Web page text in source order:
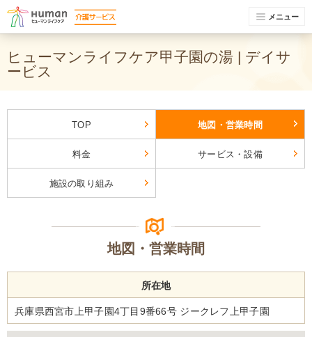
メニュー
ヒューマンライフケア甲子園の湯 | デイサ
ービス
TOP 地図・営業時間
料金 サービス・設備
施設の取り組み
地図・営業時間
所在地
兵庫県西宮市上甲子園4丁目9番66号 ジークレフ上甲子園